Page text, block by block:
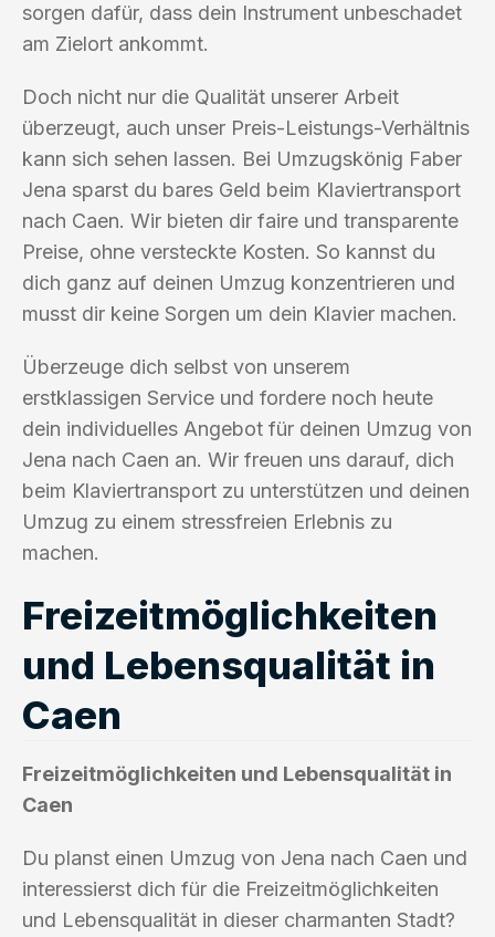
sorgen dafür, dass dein Instrument unbeschadet
am Zielort ankommt.
Doch nicht nur die Qualität unserer Arbeit
überzeugt, auch unser Preis-Leistungs-Verhältnis
kann sich sehen lassen. Bei Umzugskönig Faber
Jena sparst du bares Geld beim Klaviertransport
nach Caen. Wir bieten dir faire und transparente
Preise, ohne versteckte Kosten. So kannst du
dich ganz auf deinen Umzug konzentrieren und
musst dir keine Sorgen um dein Klavier machen.
Überzeuge dich selbst von unserem
erstklassigen Service und fordere noch heute
dein individuelles Angebot für deinen Umzug von
Jena nach Caen an. Wir freuen uns darauf, dich
beim Klaviertransport zu unterstützen und deinen
Umzug zu einem stressfreien Erlebnis zu
machen.
Freizeitmöglichkeiten
und Lebensqualität in
Caen
Freizeitmöglichkeiten und Lebensqualität in
Caen
Du planst einen Umzug von Jena nach Caen und
interessierst dich für die Freizeitmöglichkeiten
und Lebensqualität in dieser charmanten Stadt?